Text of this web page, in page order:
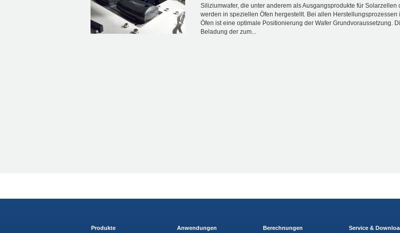
Siliziumwafer, die unter anderem als Ausgangsprodukte für Solarzellen
werden in speziellen Öfen hergestellt. Bei allen Herstellungsprozessen
Öfen ist eine optimale Positionierung der Wafer Grundvoraussetzung.
Beladung der zum...
Produkte Anwendungen Berechnungen Service &